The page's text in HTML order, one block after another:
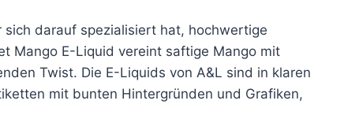
sich darauf spezialisiert hat, hochwertige
Mango E-Liquid vereint saftige Mango mit
Twist. Die E-Liquids von A&L sind in klaren
mit bunten Hintergründen und Grafiken,